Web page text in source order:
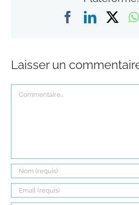
Facebook
LinkedIn
Laisser un
Commentaire